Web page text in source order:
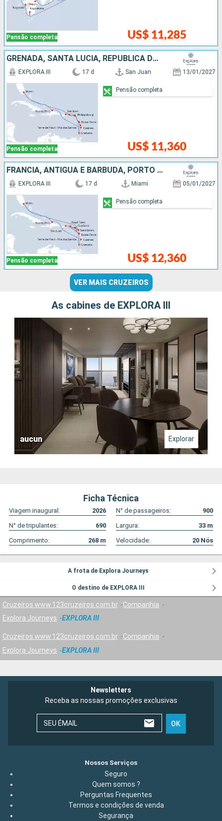
Pensão completa US$ 11,285
GRENADA, SANTA LUCIA, REPUBLICA DOMINICANA, ESTADOS UNIDOS, PORTO RICO
Pensão completa
EXPLORA III 17 d San Juan 13/01/2027
US$ 11,360
Pensão completa
FRANCIA, ANTIGUA E BARBUDA, PORTO RICO, GRENADA, SANTA LUCIA, REPUBLICA DOMINICANA, ESTADOS UNIDOS
Pensão completa
EXPLORA III 17 d Miami 05/01/2027
US$ 12,360
Pensão completa
VER MAIS CRUZEIROS
As cabines de EXPLORA III
aucun Explorar
Ficha Técnica
Viagem inaugural: 2026 N° de passageiros:
900
N° de tripulantes:
690 Largura: 33 m
Comprimento:
268 m Velocidade: 20 Nós
A frota de Explora Journeys
O destino de EXPLORA III
Cruzeiros www.123cruzeiros.com.br
Companhia
Explora Journeys
EXPLORA III
Cruzeiros www.123cruzeiros.com.br
Companhia
Explora Journeys
EXPLORA III
Newsletters
Receba as nossas promoções exclusivas
SEU ÉMAIL OK
Nossos Serviços
Seguro
Quem somos ?
Perguntas Frequentes
Termos e condições de venda
Segurança